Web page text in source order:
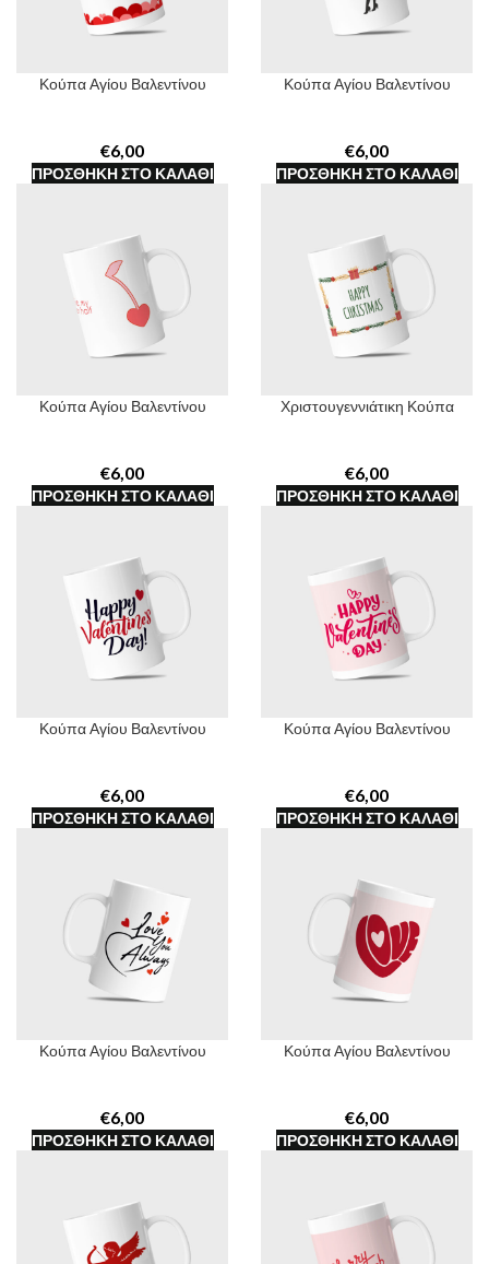
Κούπα Αγίου Βαλεντίνου
€
ΠΡΟΣΘΉΚΗ ΣΤΟ ΚΑΛΆΘΙ
Κούπα Αγίου Βαλεντίνου
€
ΠΡΟΣΘΉΚΗ ΣΤΟ ΚΑΛΆΘΙ
Κούπα Αγίου Βαλεντίνου
€
ΠΡΟΣΘΉΚΗ ΣΤΟ ΚΑΛΆΘΙ
Χριστουγεννιάτικη Κούπα
€
ΠΡΟΣΘΉΚΗ ΣΤΟ ΚΑΛΆΘΙ
Κούπα Αγίου Βαλεντίνου
€
ΠΡΟΣΘΉΚΗ ΣΤΟ ΚΑΛΆΘΙ
Κούπα Αγίου Βαλεντίνου
€
ΠΡΟΣΘΉΚΗ ΣΤΟ ΚΑΛΆΘΙ
Κούπα Αγίου Βαλεντίνου
€
ΠΡΟΣΘΉΚΗ ΣΤΟ ΚΑΛΆΘΙ
Κούπα Αγίου Βαλεντίνου
€
ΠΡΟΣΘΉΚΗ ΣΤΟ ΚΑΛΆΘΙ